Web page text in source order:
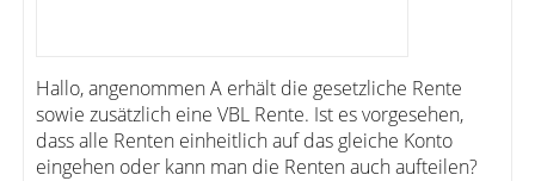
Hallo, angenommen A erhält die gesetzliche Rente
sowie zusätzlich eine VBL Rente. Ist es vorgesehen,
dass alle Renten einheitlich auf das gleiche Konto
eingehen oder kann man die Renten auch aufteilen?